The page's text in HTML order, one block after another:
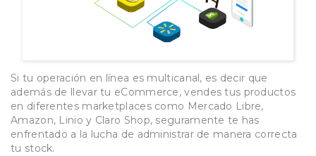
Si tu operación en línea es multicanal, es decir que
además de llevar tu eCommerce, vendes tus productos
en diferentes marketplaces como Mercado Libre,
Amazon, Linio y Claro Shop, seguramente te has
enfrentado a la lucha de administrar de manera correcta
tu stock.